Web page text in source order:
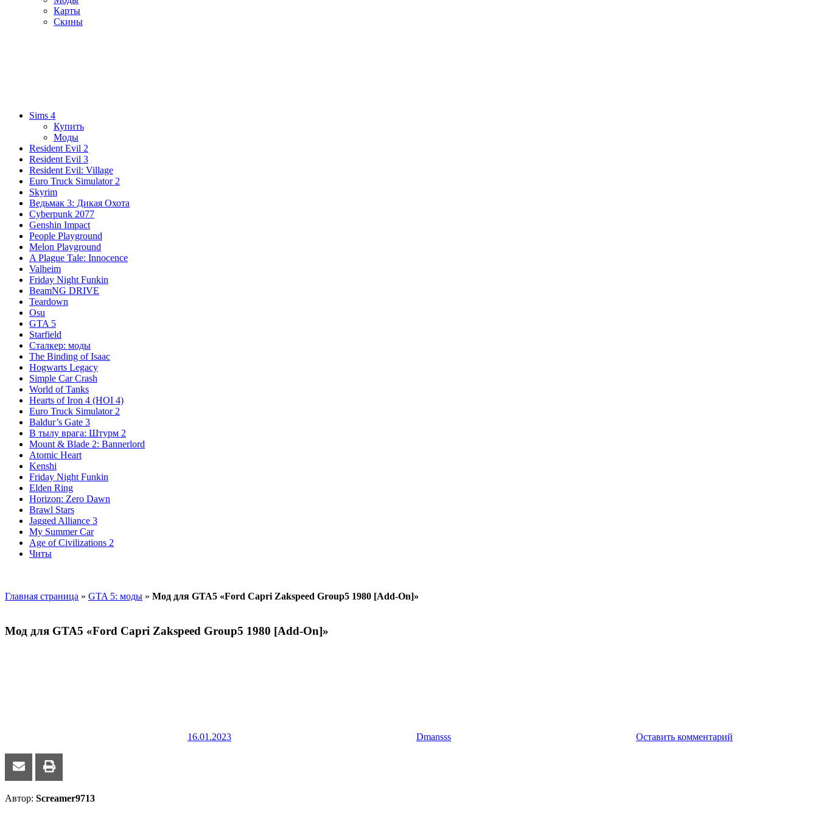
Карты
Скины
Sims 4
Купить
Моды
Resident Evil 2
Resident Evil 3
Resident Evil: Village
Euro Truck Simulator 2
Skyrim
Ведьмак 3: Дикая Охота
Cyberpunk 2077
Genshin Impact
People Playground
Melon Playground
A Plague Tale: Innocence
Valheim
Friday Night Funkin
BeamNG DRIVE
Teardown
Osu
GTA 5
Starfield
Сталкер: моды
The Binding of Isaac
Hogwarts Legacy
Simple Car Crash
World of Tanks
Hearts of Iron 4 (HOI 4)
Euro Truck Simulator 2
Baldur’s Gate 3
В тылу врага: Штурм 2
Mount & Blade 2: Bannerlord
Atomic Heart
Kenshi
Friday Night Funkin
Elden Ring
Horizon: Zero Dawn
Brawl Stars
Jagged Alliance 3
My Summer Car
Age of Civilizations 2
Читы
Главная страница » GTA 5: моды » Мод для GTA5 «Ford Capri Zakspeed Group5 1980 [Add-On]»
Мод для GTA5 «Ford Capri Zakspeed Group5 1980 [Add-On]»
16.01.2023 Dmansss Оставить комментарий
Автор: Screamer9713